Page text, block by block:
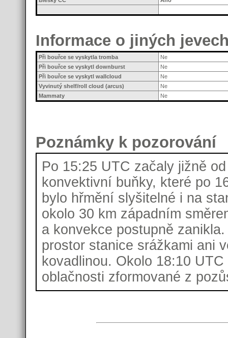
Informace o jiných
Při bouřce se vyskytla tromba
Ne
Při bouřce se vyskytl downburst
Ne
Při bouřce se vyskytl wallcloud
Ne
Vyvinutý shelf/roll cloud (arcus)
Ne
Mammaty
Ne
Poznámky k pozorování
Po 15:25 UTC začaly jižně
konvektivní buňky, které po
bylo hřmění slyšitelné i na
okolo 30 km západním
a konvekce postupně
prostor stanice srážkami ani
kovadlinou. Okolo 18:10
oblačnosti zformované z